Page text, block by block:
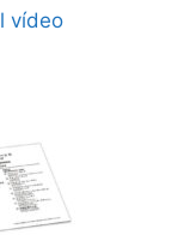
vídeo